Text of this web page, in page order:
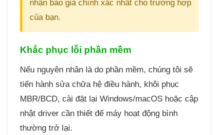
nhận báo giá chính xác nhất cho trường hợp
của bạn.
Khắc phục lỗi phần mềm
Nếu nguyên nhân là do phần mềm, chúng tôi sẽ
tiến hành sửa chữa hệ điều hành, khôi phục
MBR/BCD, cài đặt lại Windows/macOS hoặc cập
nhật driver cần thiết để máy hoạt động bình
thường trở lại.